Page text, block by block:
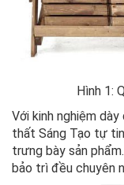
Hình 1:
Với kinh nghiệm
thất Sáng Tạo tự
trưng bày sản
bảo trì đều chuyên